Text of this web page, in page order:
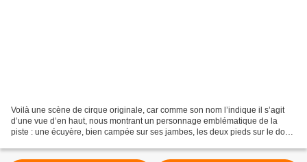
Voilà une scène de cirque originale, car comme son nom l’indique il s’agit
d’une vue d’en haut, nous montrant un personnage emblématique de la
piste : une écuyère, bien campée sur ses jambes, les deux pieds sur le dos